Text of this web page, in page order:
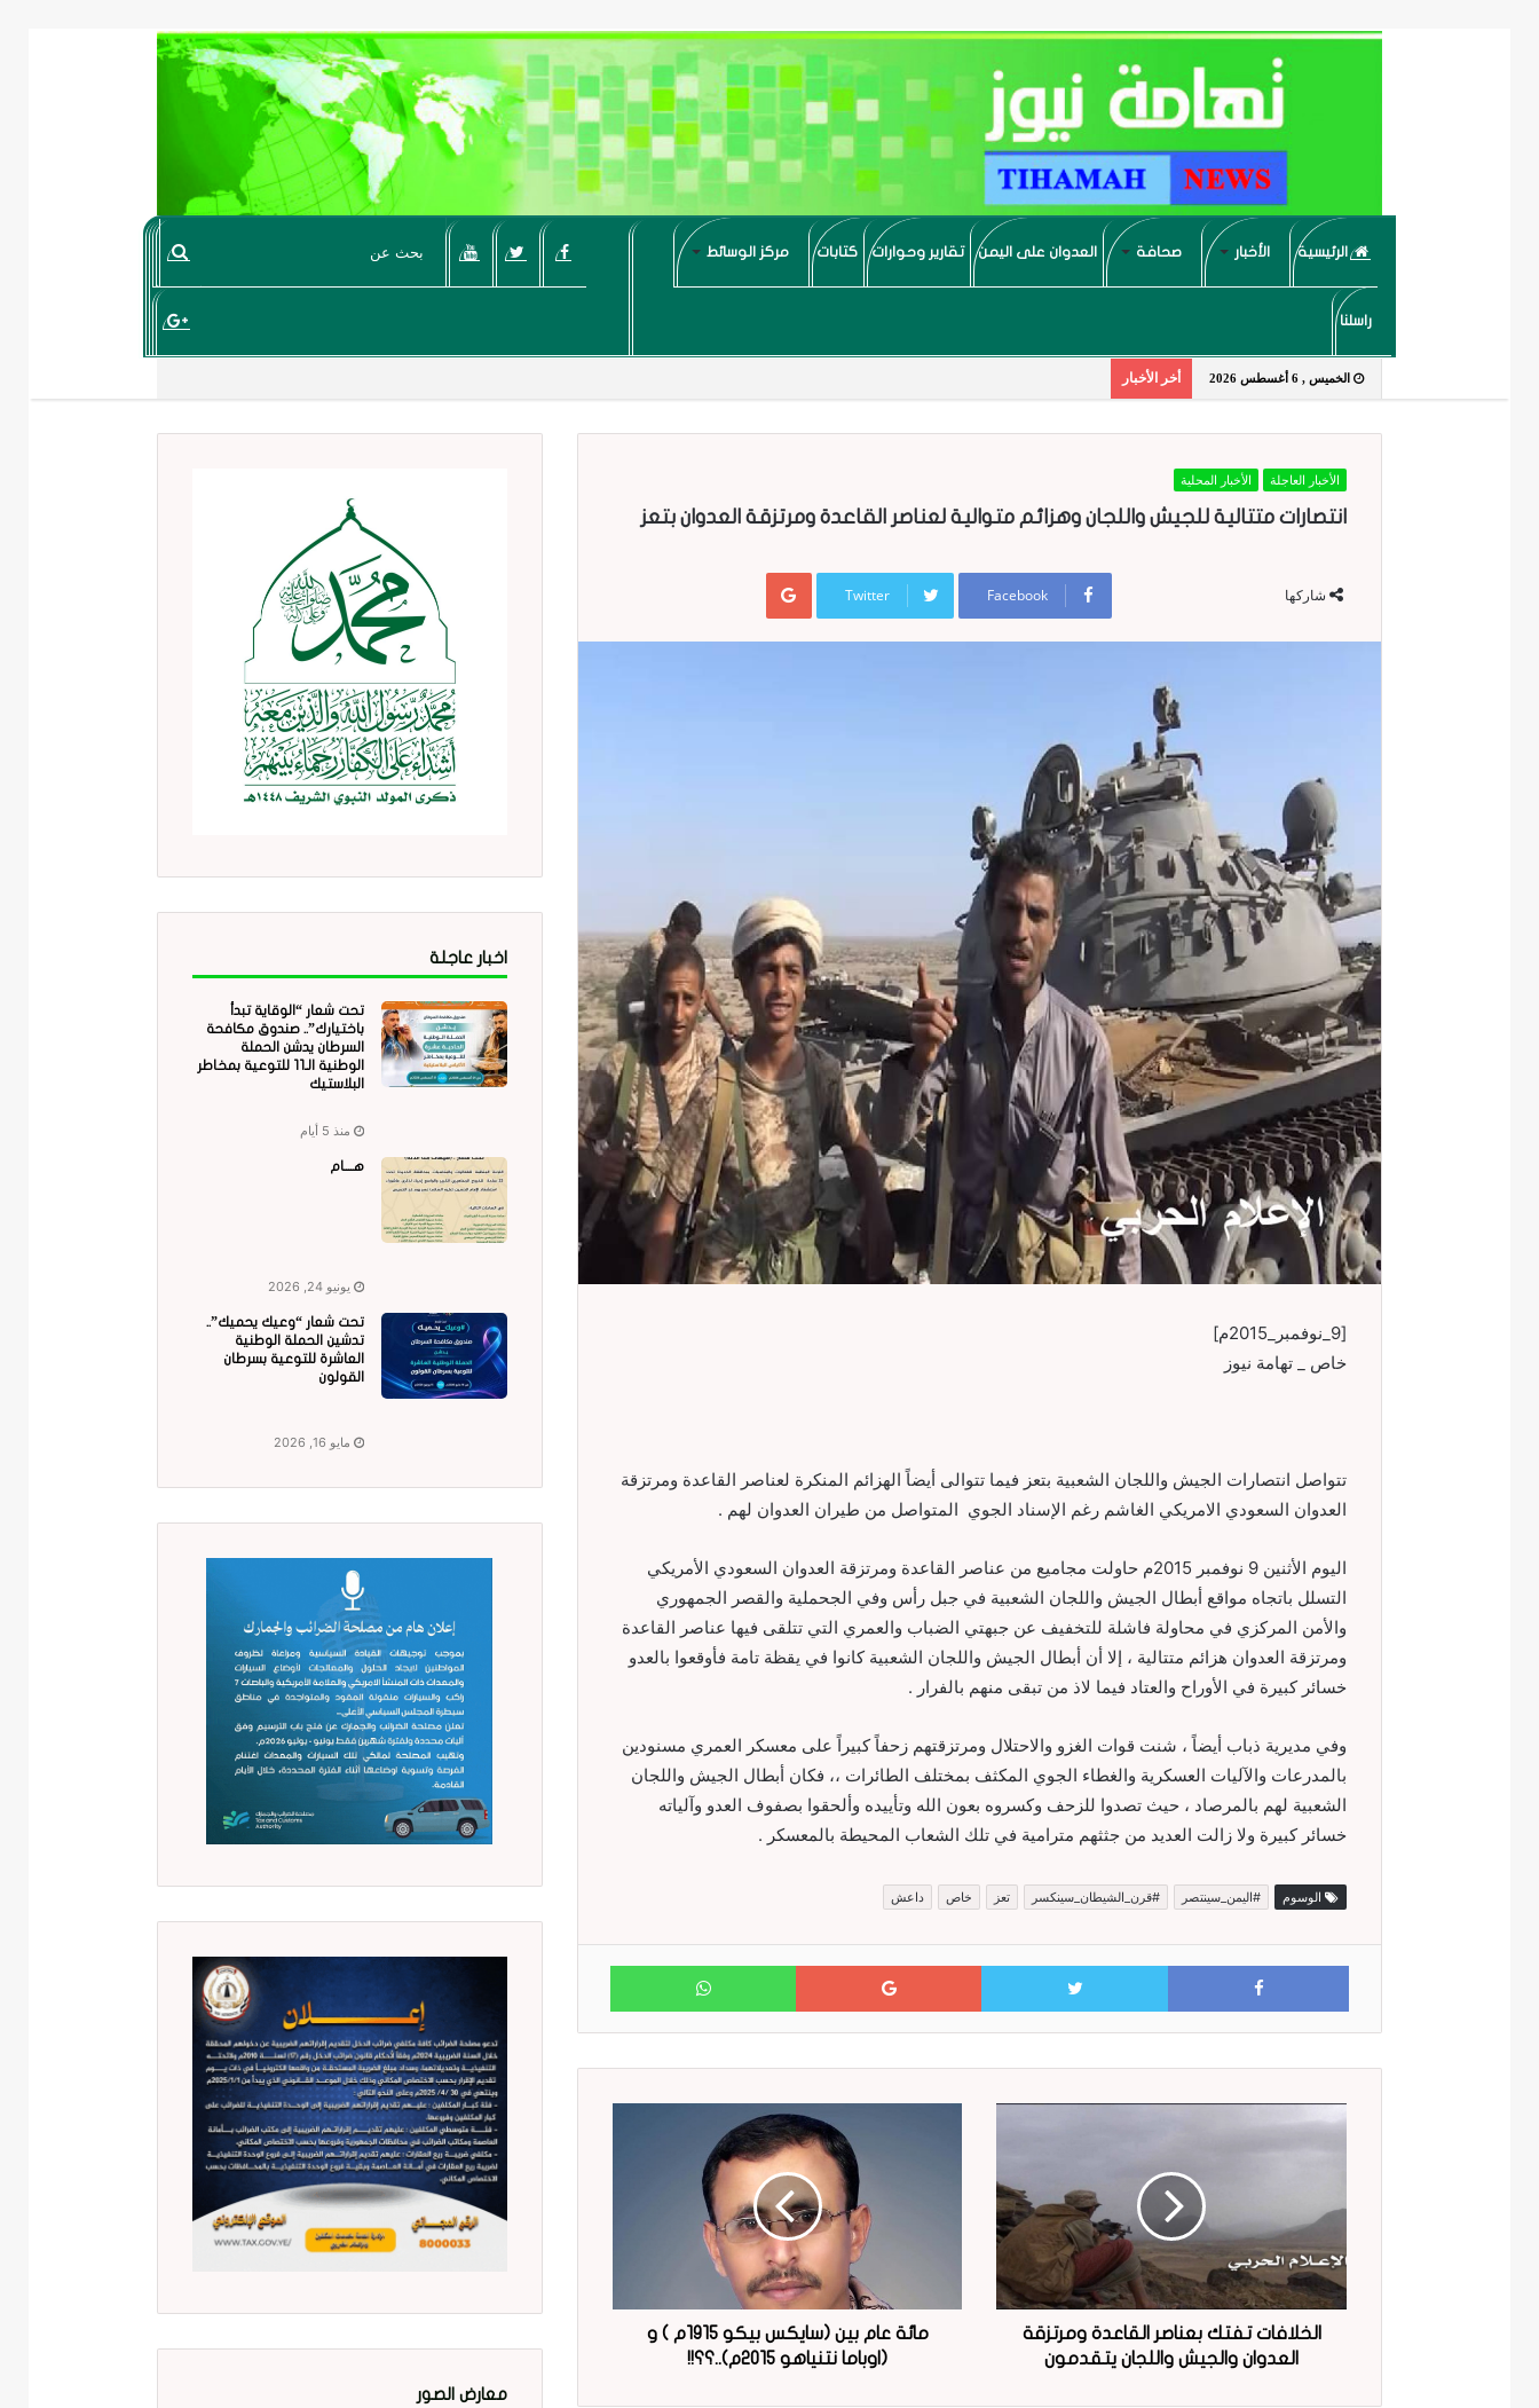
الرئيسية الأخبار صحافة العدوان على اليمن تقارير وحوارات كتابات مركز الوسائط
راسلنا
الخميس , 6 أغسطس 2026 أخر الأخبار
الأخبار العاجلة الأخبار المحلية
انتصارات متتالية للجيش واللجان وهزائم متوالية لعناصر القاعدة ومرتزقة العدوان بتعز
شاركها Facebook
Twitter
Google+
[9_نوفمبر_2015م]
خاص _ تهامة نيوز
تتواصل انتصارات الجيش واللجان الشعبية بتعز فيما تتوالى أيضاً الهزائم المنكرة لعناصر القاعدة ومرتزقة
العدوان السعودي الامريكي الغاشم رغم الإسناد الجوي المتواصل من طيران العدوان لهم .
اليوم الأثنين 9 نوفمبر 2015م حاولت مجاميع من عناصر القاعدة ومرتزقة العدوان السعودي الأمريكي
التسلل باتجاه مواقع أبطال الجيش واللجان الشعبية في جبل رأس وفي الجحملية والقصر الجمهوري
والأمن المركزي في محاولة فاشلة للتخفيف عن جبهتي الضباب والعمري التي تتلقى فيها عناصر القاعدة
ومرتزقة العدوان هزائم متتالية ، إلا أن أبطال الجيش واللجان الشعبية كانوا في يقظة تامة فأوقعوا بالعدو
خسائر كبيرة في الأوراح والعتاد فيما لاذ من تبقى منهم بالفرار .
وفي مديرية ذباب أيضاً ، شنت قوات الغزو والاحتلال ومرتزقتهم زحفاً كبيراً على معسكر العمري مسنودين
بالمدرعات والآليات العسكرية والغطاء الجوي المكثف بمختلف الطائرات ،، فكان أبطال الجيش واللجان
الشعبية لهم بالمرصاد ، حيث تصدوا للزحف وكسروه بعون الله وتأييده وألحقوا بصفوف العدو وآلياته
خسائر كبيرة ولا زالت العديد من جثثهم مترامية في تلك الشعاب المحيطة بالمعسكر .
الوسوم #اليمن_سينتصر #قرن_الشيطان_سينكسر تعز خاص داعش
Facebook
Twitter
Google+
WhatsApp
الخلافات تفتك بعناصر القاعدة ومرتزقة
العدوان والجيش واللجان يتقدمون
مائة عام بين (سايكس بيكو 1915م ) و
(اوباما نتنياهو 2015م)..؟؟!!
اخبار عاجلة
تحت شعار “الوقاية تبدأ
باختيارك”.. صندوق مكافحة
السرطان يدشن الحملة
الوطنية الـ11 للتوعية بمخاطر
البلاستيك
منذ 5 أيام
هــــام
يونيو 24, 2026
تحت شعار “وعيك يحميك”..
تدشين الحملة الوطنية
العاشرة للتوعية بسرطان
القولون
مايو 16, 2026
معارض الصور